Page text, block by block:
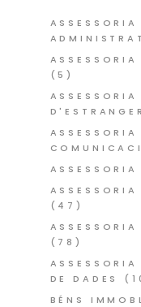
ASSESSORIA
ASSESSORIA
(5)
ASSESSORIA
ASSESSORIA
(47)
ASSESSORIA
(78)
DE DADES
BÉNS